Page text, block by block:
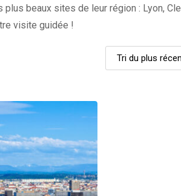
beaux sites de leur région : Lyon,
visite guidée !